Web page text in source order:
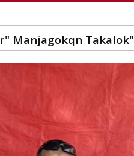
Manjagokqn Takalok"